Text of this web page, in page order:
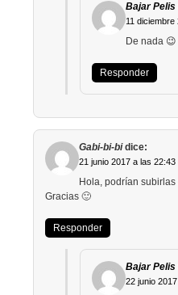
Bajar Pelis
11 diciembre
De nada
Responder
Gabi-bi-bi dice:
21 junio 2017 a las 22:43
Hola, podrían
Gracias 🙂
Responder
Bajar Pelis
22 junio